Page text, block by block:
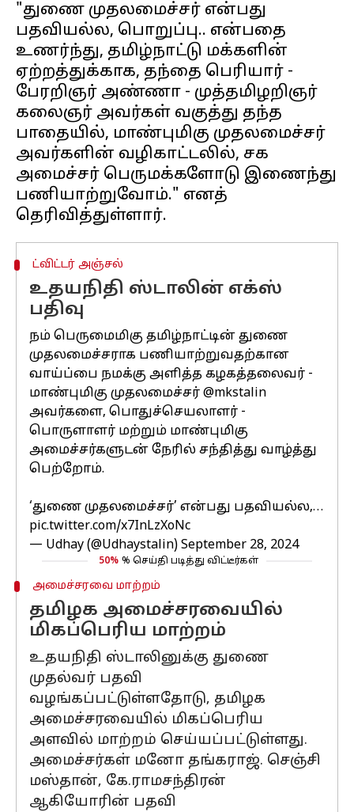
"துணை முதலமைச்சர் என்பது
பதவியல்ல, பொறுப்பு.. என்பதை
உணர்ந்து, தமிழ்நாட்டு மக்களின்
ஏற்றத்துக்காக, தந்தை பெரியார் -
பேரறிஞர் அண்ணா - முத்தமிழறிஞர்
கலைஞர் அவர்கள் வகுத்து தந்த
பாதையில், மாண்புமிகு முதலமைச்சர்
அவர்களின் வழிகாட்டலில், சக
அமைச்சர் பெருமக்களோடு இணைந்து
பணியாற்றுவோம்." எனத்
ட்விட்டர் அஞ்சல்
உதயநிதி ஸ்டாலின் எக்ஸ்
பதிவு
நம் பெருமைமிகு தமிழ்நாட்டின் துணை
முதலமைச்சராக பணியாற்றுவதற்கான
வாய்ப்பை நமக்கு அளித்த கழகத்தலைவர் -
மாண்புமிகு முதலமைச்சர் @mkstalin
அவர்களை, பொதுச்செயலாளர் -
பொருளாளர் மற்றும் மாண்புமிகு
அமைச்சர்களுடன் நேரில் சந்தித்து வாழ்த்து
பெற்றோம்.
‘துணை முதலமைச்சர்’ என்பது பதவியல்ல,…
pic.twitter.com/x7InLzXoNc
— Udhay (@Udhaystalin) September 28, 2024
50% % செய்தி படித்து விட்டீர்கள்
அமைச்சரவை மாற்றம்
தமிழக அமைச்சரவையில்
மிகப்பெரிய மாற்றம்
உதயநிதி ஸ்டாலினுக்கு துணை
முதல்வர் பதவி
வழங்கப்பட்டுள்ளதோடு, தமிழக
அமைச்சரவையில் மிகப்பெரிய
அளவில் மாற்றம் செய்யப்பட்டுள்ளது.
அமைச்சர்கள் மனோ தங்கராஜ். செஞ்சி
மஸ்தான், கே.ராமசந்திரன்
ஆகியோரின் பதவி